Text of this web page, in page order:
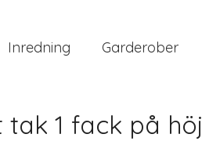
Inredning Garderober
tak 1 fack på